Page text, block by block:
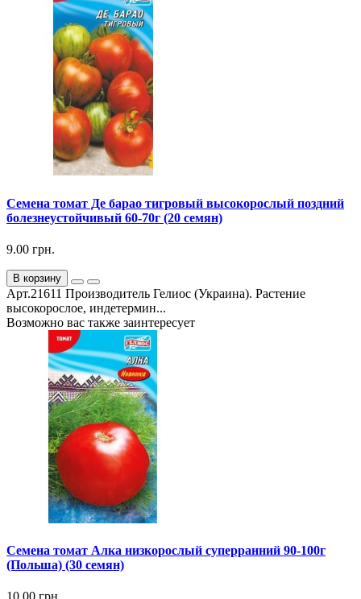
Семена томат Де барао тигровый высокорослый поздний
болезнеустойчивый 60-70г (20 семян)
9.00 грн.
В корзину
Арт.21611 Производитель Гелиос (Украина). Растение
высокорослое, индетермин...
Возможно вас также заинтересует
Семена томат Алка низкорослый суперранний 90-100г
(Польша) (30 семян)